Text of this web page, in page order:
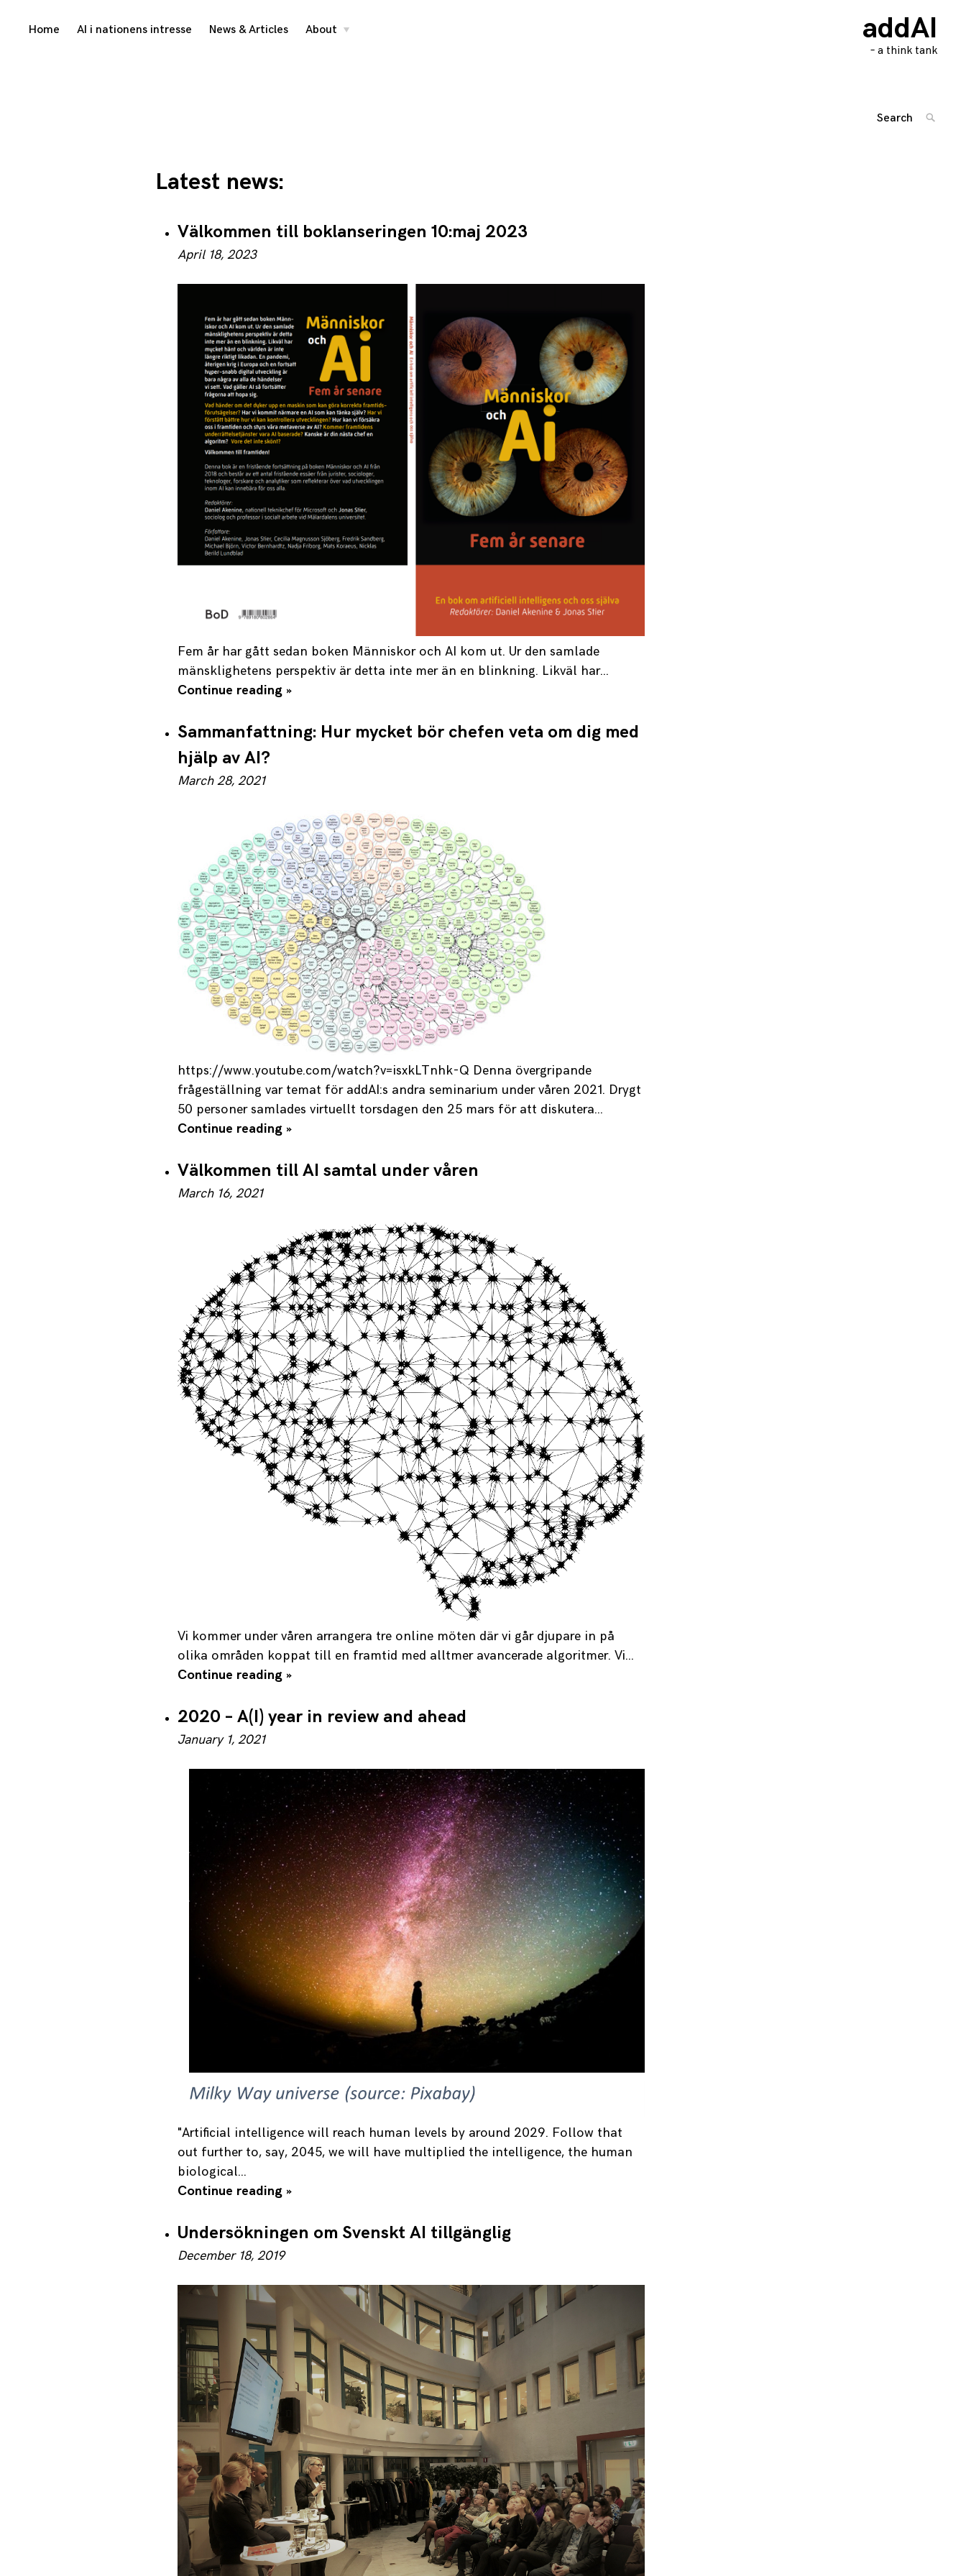
Skip
addAI
– a think tank
Home AI i nationens intresse News & Articles About
toggle
Latest news:
Välkommen till boklanseringen 10:maj 2023
April 18, 2023
Fem år har gått sedan boken Människor och AI kom ut. Ur den samlade
mänsklighetens perspektiv är detta inte mer än en blinkning. Likväl har…
Continue reading »
Sammanfattning: Hur mycket bör chefen veta om dig med
hjälp av AI?
March 28, 2021
https://www.youtube.com/watch?v=isxkLTnhk-Q Denna övergripande
frågeställning var temat för addAI:s andra seminarium under våren 2021. Drygt
50 personer samlades virtuellt torsdagen den 25 mars för att diskutera…
Continue reading »
Välkommen till AI samtal under våren
March 16, 2021
Vi kommer under våren arrangera tre online möten där vi går djupare in på
olika områden koppat till en framtid med alltmer avancerade algoritmer. Vi…
Continue reading »
2020 – A(I) year in review and ahead
January 1, 2021
"Artificial intelligence will reach human levels by around 2029. Follow that
out further to, say, 2045, we will have multiplied the intelligence, the human
biological…
Continue reading »
Undersökningen om Svenskt AI tillgänglig
December 18, 2019